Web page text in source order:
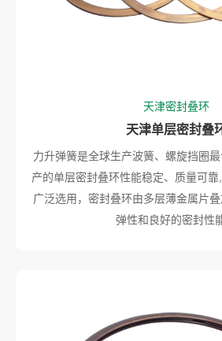
天津密封叠环
天津单层密封叠
力升弹簧是全球生产波簧、螺旋挡圈
产的单层密封叠环性能稳定、质量可
广泛选用，密封叠环由多层薄金属片
弹性和良好的密封性